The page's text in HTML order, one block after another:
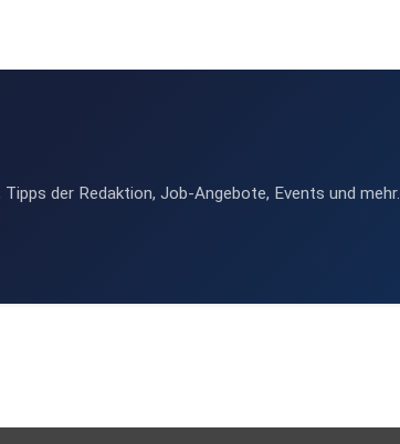
der Redaktion, Job-Angebote, Events und mehr.